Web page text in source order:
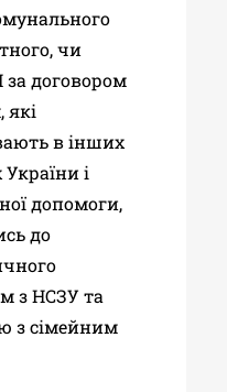
чи
договором
які
в інших
і
допомоги,
до
з НСЗУ та
з сімейним